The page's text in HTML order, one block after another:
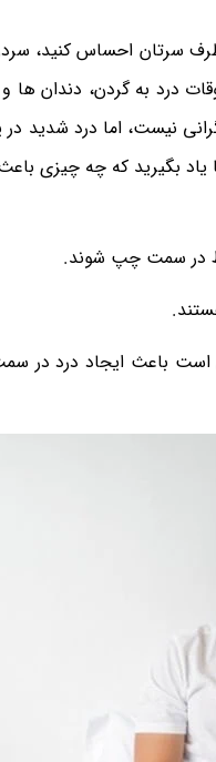
سرتان احساس کنید،
درد به گردن، دندان
نیست، اما درد شدید در
یاد بگیرید که چه
در سمت چپ شوند.
باعث ایجاد درد در